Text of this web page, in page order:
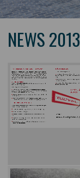
NEWS 2013